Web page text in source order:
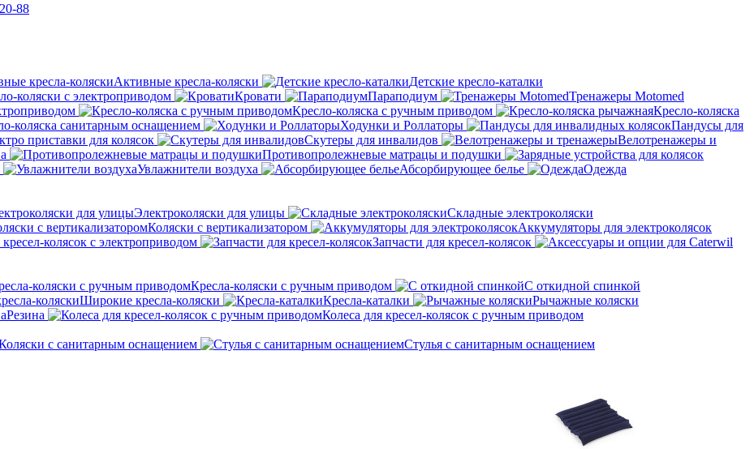
88
Активные кресла-коляски
Детские кресло-каталки
коляски с электроприводом
Кровати Параподиум
Тренажеры Motomed
Кресло-коляска с ручным приводом
Кресло-коляска
коляска санитарным оснащением Ходунки и Роллаторы
Пандусы для
приставки для колясок Скутеры для инвалидов
Велотренажеры и
Противопролежневые матрацы и подушки
Увлажнители воздуха Абсорбирующее белье
Одежда
Электроколяски для улицы
Складные электроколяски
Коляски с вертикализатором
Аккумуляторы для электроколясок
колясок с электроприводом
Запчасти для кресел-колясок
Кресла-коляски с ручным приводом
С откидной спинкой
Широкие кресла-коляски Кресла-каталки
Рычажные коляски
Резина
Колеса для кресел-колясок с ручным приводом
с санитарным оснащением
Стулья с санитарным оснащением